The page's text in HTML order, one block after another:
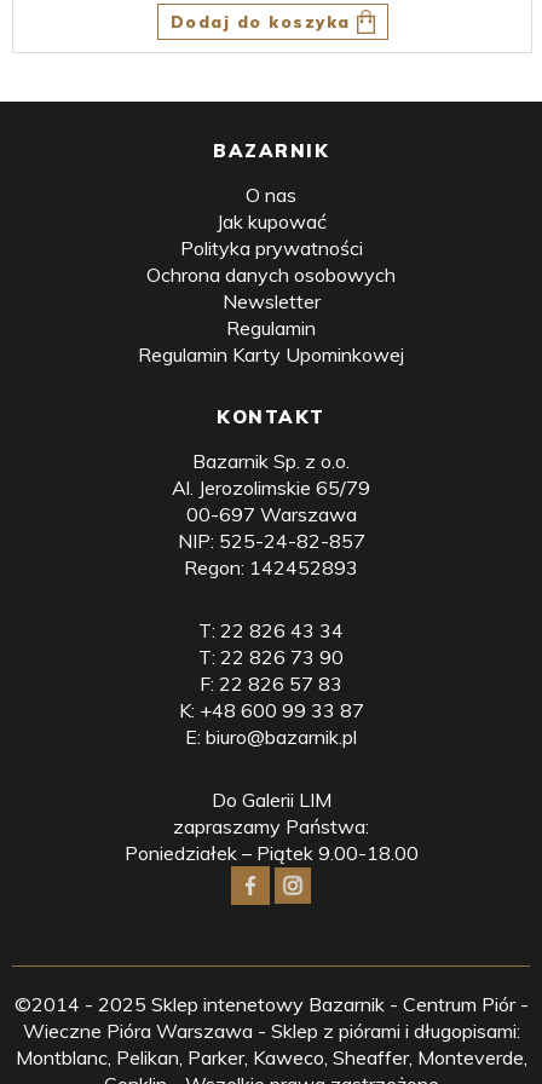
Dodaj do koszyka
BAZARNIK
O nas
Jak kupować
Polityka prywatności
Ochrona danych osobowych
Newsletter
Regulamin
Regulamin Karty Upominkowej
KONTAKT
Bazarnik Sp. z o.o.
Al. Jerozolimskie 65/79
00-697 Warszawa
NIP: 525-24-82-857
Regon: 142452893
T: 22 826 43 34
T: 22 826 73 90
F: 22 826 57 83
K: +48 600 99 33 87
E: biuro@bazarnik.pl
Do Galerii LIM
zapraszamy Państwa:
Poniedziałek – Piątek 9.00-18.00
©2014 - 2025 Sklep intenetowy Bazarnik - Centrum Piór -
Wieczne Pióra Warszawa - Sklep z piórami i długopisami:
Montblanc, Pelikan, Parker, Kaweco, Sheaffer, Monteverde,